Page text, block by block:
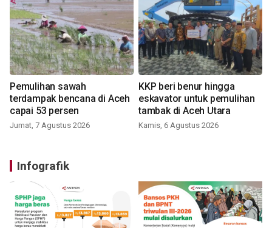
Pemulihan sawah
terdampak bencana di Aceh
capai 53 persen
Jumat, 7 Agustus 2026
KKP beri benur hingga
eskavator untuk pemulihan
tambak di Aceh Utara
Kamis, 6 Agustus 2026
Infografik